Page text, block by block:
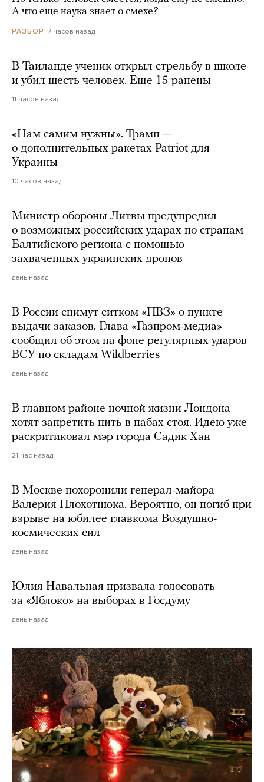
А что еще наука знает о смехе?
РАЗБОР 7 часов назад
В Таиланде ученик открыл стрельбу в школе
и убил шесть человек. Еще 15 ранены
11 часов назад
«Нам самим нужны». Трамп —
о дополнительных ракетах Patriot для
Украины
10 часов назад
Министр обороны Литвы предупредил
о возможных российских ударах по странам
Балтийского региона с помощью
захваченных украинских дронов
день назад
В России снимут ситком «ПВЗ» о пункте
выдачи заказов. Глава «Газпром-медиа»
сообщил об этом на фоне регулярных ударов
ВСУ по складам Wildberries
день назад
В главном районе ночной жизни Лондона
хотят запретить пить в пабах стоя. Идею уже
раскритиковал мэр города Садик Хан
21 час назад
В Москве похоронили генерал-майора
Валерия Плохотнюка. Вероятно, он погиб при
взрыве на юбилее главкома Воздушно-
космических сил
день назад
Юлия Навальная призвала голосовать
за «Яблоко» на выборах в Госдуму
день назад